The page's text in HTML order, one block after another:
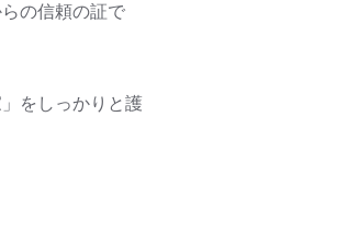
の信頼の証で
をしっかりと護